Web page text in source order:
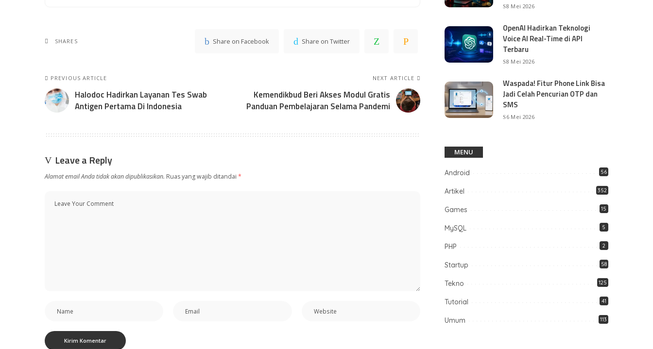
SHARES Share on Facebook Share on Twitter
PREVIOUS ARTICLE
Halodoc Hadirkan Layanan Tes Swab
Antigen Pertama Di Indonesia
NEXT ARTICLE
Kemendikbud Beri Akses Modul Gratis
Panduan Pembelajaran Selama Pandemi
Leave a Reply
Alamat email Anda tidak akan dipublikasikan. Ruas yang wajib ditandai *
8 Mei 2026
OpenAI Hadirkan Teknologi
Voice AI Real-Time di API
Terbaru
8 Mei 2026
Waspada! Fitur Phone Link Bisa
Jadi Celah Pencurian OTP dan
SMS
6 Mei 2026
MENU
Android 56
Artikel 352
Games 15
MySQL 5
PHP 2
Startup 58
Tekno 125
Tutorial 41
Umum 113